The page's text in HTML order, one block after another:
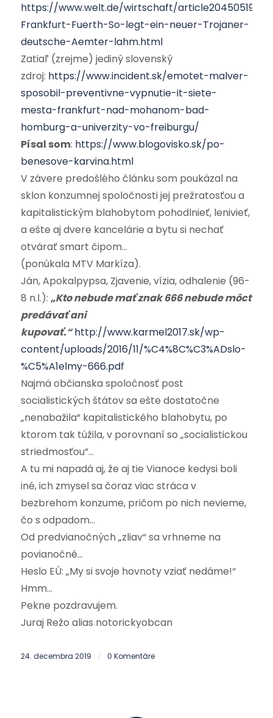
https://www.welt.de/wirtschaft/article204505194/
Frankfurt-Fuerth-So-legt-ein-neuer-Trojaner-
deutsche-Aemter-lahm.html
Zatiaľ (zrejme) jediný slovenský
zdroj: https://www.incident.sk/emotet-malver-
sposobil-preventivne-vypnutie-it-siete-
mesta-frankfurt-nad-mohanom-bad-
homburg-a-univerzity-vo-freiburgu/
Písal som: https://www.blogovisko.sk/po-
benesove-karvina.html
V závere predošlého článku som poukázal na
sklon konzumnej spoločnosti jej prežratosťou a
kapitalistickým blahobytom pohodlnieť, lenivieť,
a ešte aj dvere kancelárie a bytu si nechať
otvárať smart čipom…
(ponúkala MTV Markíza).
Ján, Apokalpypsa, Zjavenie, vízia, odhalenie (96-
8 n.l.): „Kto nebude mať znak 666 nebude môcť
predávať ani
kupovať.“ http://www.karmel2017.sk/wp-
content/uploads/2016/11/%C4%8C%C3%ADslo-
%C5%A1elmy-666.pdf
Najmä občianska spoločnosť post
socialistických štátov sa ešte dostatočne
„nenabažila“ kapitalistického blahobytu, po
ktorom tak túžila, v porovnaní so „socialistickou
striedmosťou“…
A tu mi napadá aj, že aj tie Vianoce kedysi boli
iné, ich zmysel sa čoraz viac stráca v
bezbrehom konzume, pričom po nich nevieme,
čo s odpadom…
Od predvianočných „zliav“ sa vrhneme na
povianočné…
Heslo EÚ: „My si svoje hovnoty vziať nedáme!“
Hmm…
Pekne pozdravujem.
Juraj Režo alias notorickyobcan
24. decembra 2019 / 0 Komentáre